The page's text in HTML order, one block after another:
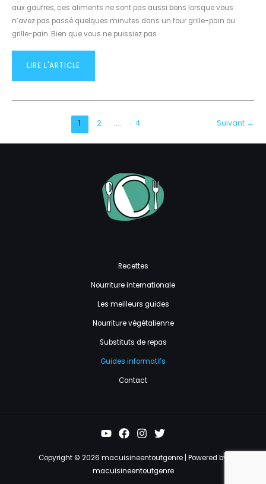
aux gaufres, ces aliments ne sont pas aussi bons lorsque vous
n’avez pas passé quelques minutes dans un four grille-pain ou
grille-pain. Bien que vous ne puissiez pas
LIRE L'ARTICLE
1 2 … 4 Suivant →
Recettes
Nourriture internationale
Les meilleurs guides
Nourriture végétalienne
Substituts de repas
Guides informatifs
Contact
Copyright © 2026 macuisineentoutgenre | Powered by
macuisineentoutgenre